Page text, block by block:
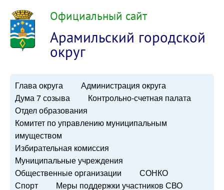
Официальный сайт
Арамильский городской
округ
Глава округа
Администрация округа
Дума 7 созыва
Контрольно-счетная палата
Отдел образования
Комитет по управлению муниципальным
имуществом
Избирательная комиссия
Муниципальные учреждения
Общественные организации
СОНКО
Спорт
Меры поддержки участников СВО